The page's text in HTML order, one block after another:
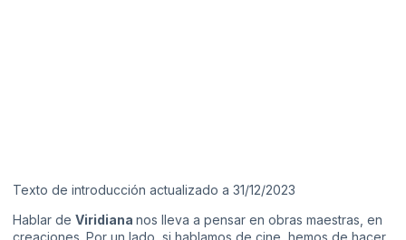
Texto de introducción actualizado a 31/12/2023
Hablar de Viridiana nos lleva a pensar en obras maestras, en
creaciones. Por un lado, si hablamos de cine, hemos de hacer